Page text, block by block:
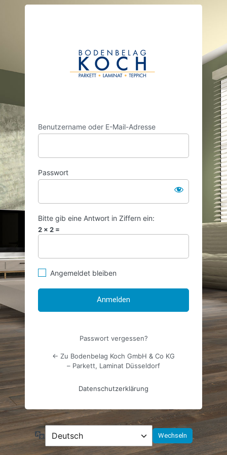
Anmelden
Benutzername oder E-Mail-Adresse
Passwort
Bitte gib eine Antwort in Ziffern ein:
2 × 2 =
Angemeldet bleiben
Passwort vergessen?
← Zu Bodenbelag Koch GmbH & Co KG
– Parkett, Laminat Düsseldorf
Datenschutzerklärung
Sprache